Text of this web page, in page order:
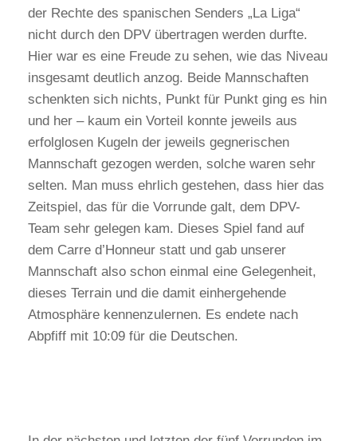
der Rechte des spanischen Senders „La Liga“
nicht durch den DPV übertragen werden durfte.
Hier war es eine Freude zu sehen, wie das Niveau
insgesamt deutlich anzog. Beide Mannschaften
schenkten sich nichts, Punkt für Punkt ging es hin
und her – kaum ein Vorteil konnte jeweils aus
erfolglosen Kugeln der jeweils gegnerischen
Mannschaft gezogen werden, solche waren sehr
selten. Man muss ehrlich gestehen, dass hier das
Zeitspiel, das für die Vorrunde galt, dem DPV-
Team sehr gelegen kam. Dieses Spiel fand auf
dem Carre d’Honneur statt und gab unserer
Mannschaft also schon einmal eine Gelegenheit,
dieses Terrain und die damit einhergehende
Atmosphäre kennenzulernen. Es endete nach
Abpfiff mit 10:09 für die Deutschen.